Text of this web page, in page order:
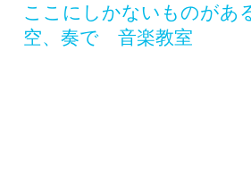
ここにしかないものがあ
空、奏で 音楽教室